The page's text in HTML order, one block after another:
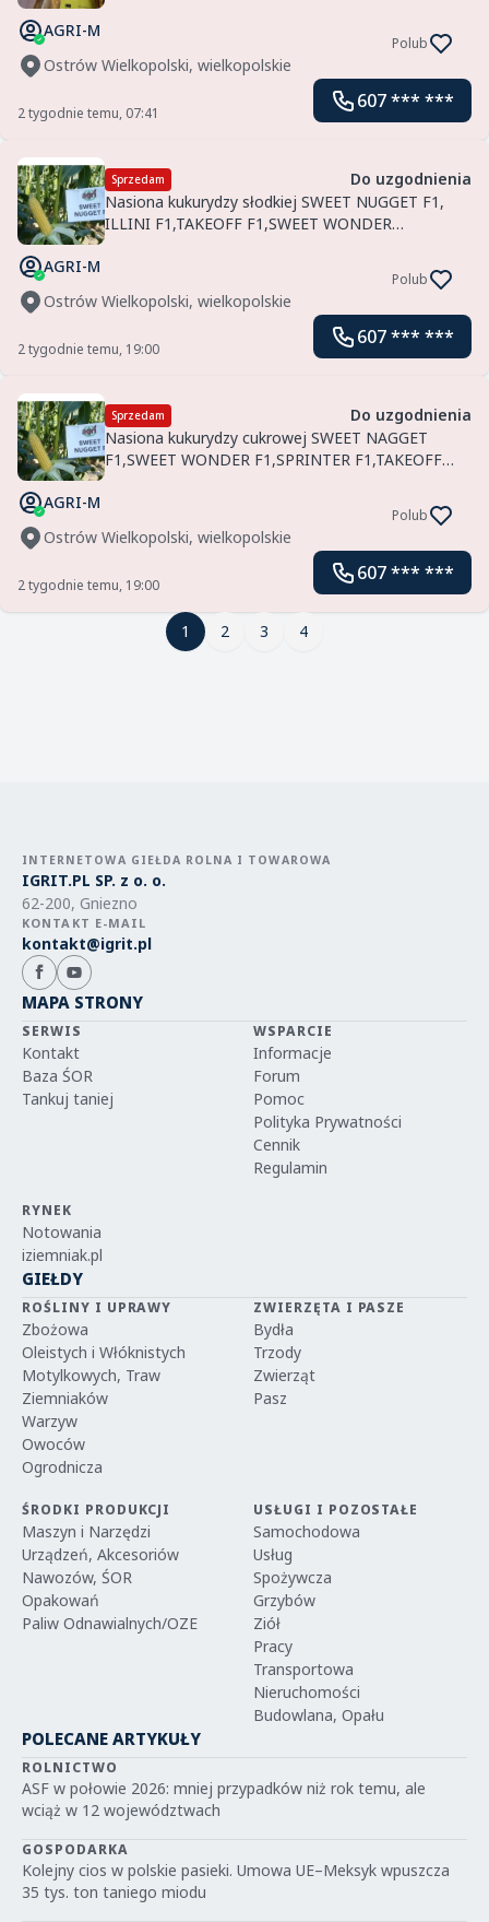
AGRI-M
Ostrów Wielkopolski, wielkopolskie
Polub
2 tygodnie temu, 07:41
607 *** ***
Sprzedam
Do uzgodnienia
Nasiona kukurydzy słodkiej SWEET NUGGET F1,
ILLINI F1,TAKEOFF F1,SWEET WONDER
AGRI-M
Ostrów Wielkopolski, wielkopolskie
Polub
2 tygodnie temu, 19:00
607 *** ***
Sprzedam
Do uzgodnienia
Nasiona kukurydzy cukrowej SWEET NAGGET
F1,SWEET WONDER F1,SPRINTER F1,TAKEOFF
AGRI-M
Ostrów Wielkopolski, wielkopolskie
Polub
2 tygodnie temu, 19:00
607 *** ***
11 2 3 4
INTERNETOWA GIEŁDA ROLNA I TOWAROWA
IGRIT.PL SP. z o. o.
62-200, Gniezno
KONTAKT E-MAIL
kontakt@igrit.pl
MAPA STRONY
SERWIS
Kontakt
Baza ŚOR
Tankuj taniej
WSPARCIE
Informacje
Forum
Pomoc
Polityka Prywatności
Cennik
Regulamin
RYNEK
Notowania
iziemniak.pl
GIEŁDY
ROŚLINY I UPRAWY
Zbożowa
Oleistych i Włóknistych
Motylkowych, Traw
Ziemniaków
Warzyw
Owoców
Ogrodnicza
ZWIERZĘTA I PASZE
Bydła
Trzody
Zwierząt
Pasz
ŚRODKI PRODUKCJI
Maszyn i Narzędzi
Urządzeń, Akcesoriów
Nawozów, ŚOR
Opakowań
Paliw Odnawialnych/OZE
USŁUGI I POZOSTAŁE
Samochodowa
Usług
Spożywcza
Grzybów
Ziół
Pracy
Transportowa
Nieruchomości
Budowlana, Opału
POLECANE ARTYKUŁY
ROLNICTWO
ASF w połowie 2026: mniej przypadków niż rok temu, ale
wciąż w 12 województwach
GOSPODARKA
Kolejny cios w polskie pasieki. Umowa UE–Meksyk wpuszcza
35 tys. ton taniego miodu